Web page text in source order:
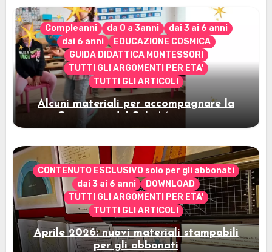
Compleanni da 0 a 3anni
dai 3 ai 6 anni
dai 6 anni
EDUCAZIONE COSMICA
GUIDA DIDATTICA MONTESSORI
TUTTI GLI ARGOMENTI PER ETA'
TUTTI GLI ARTICOLI
Alcuni materiali per accompagnare la
Cerimonia del Sole Montessori
CONTENUTO ESCLUSIVO solo per gli abbonati
dai 3 ai 6 anni
DOWNLOAD
TUTTI GLI ARGOMENTI PER ETA'
TUTTI GLI ARTICOLI
Aprile 2026: nuovi materiali stampabili
per gli abbonati